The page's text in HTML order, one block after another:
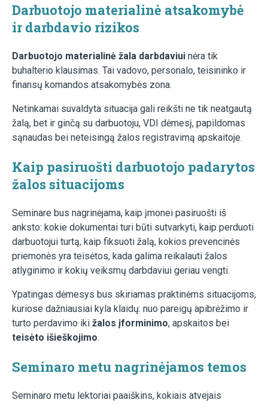
Darbuotojo materialinė atsakomybė
ir darbdavio rizikos
Darbuotojo materialinė žala darbdaviui nėra tik
buhalterio klausimas. Tai vadovo, personalo, teisininko ir
finansų komandos atsakomybės zona.
Netinkamai suvaldyta situacija gali reikšti ne tik neatgautą
žalą, bet ir ginčą su darbuotoju, VDI dėmesį, papildomas
sąnaudas bei neteisingą žalos registravimą apskaitoje.
Kaip pasiruošti darbuotojo padarytos
žalos situacijoms
Seminare bus nagrinėjama, kaip įmonei pasiruošti iš
anksto: kokie dokumentai turi būti sutvarkyti, kaip perduoti
darbuotojui turtą, kaip fiksuoti žalą, kokios prevencinės
priemonės yra teisėtos, kada galima reikalauti žalos
atlyginimo ir kokių veiksmų darbdaviui geriau vengti.
Ypatingas dėmesys bus skiriamas praktinėms situacijoms,
kuriose dažniausiai kyla klaidų: nuo pareigų apibrėžimo ir
turto perdavimo iki žalos įforminimo, apskaitos bei
teisėto išieškojimo.
Seminaro metu nagrinėjamos temos
Seminaro metu lektoriai paaiškins, kokiais atvejais